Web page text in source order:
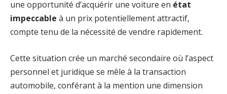
une opportunité d’acquérir une voiture en état
impeccable à un prix potentiellement attractif,
compte tenu de la nécessité de vendre rapidement.
Cette situation crée un marché secondaire où l’aspect
personnel et juridique se mêle à la transaction
automobile, conférant à la mention une dimension